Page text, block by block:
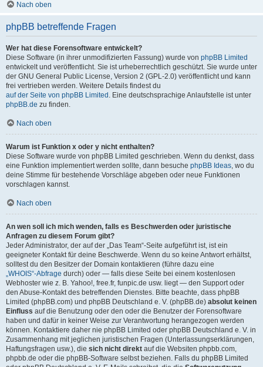
Nach oben
phpBB betreffende Fragen
Wer hat diese Forensoftware entwickelt?
Diese Software (in ihrer unmodifizierten Fassung) wurde von phpBB Limited
entwickelt und veröffentlicht. Sie ist urheberrechtlich geschützt. Sie wurde unter
der GNU General Public License, Version 2 (GPL-2.0) veröffentlicht und kann
frei vertrieben werden. Weitere Details findest du
auf der Seite von phpBB Limited . Eine deutschsprachige Anlaufstelle ist unter
phpBB.de zu finden.
Nach oben
Warum ist Funktion x oder y nicht enthalten?
Diese Software wurde von phpBB Limited geschrieben. Wenn du denkst, dass
eine Funktion implementiert werden sollte, dann besuche phpBB Ideas, wo du
deine Stimme für bestehende Vorschläge abgeben oder neue Funktionen
vorschlagen kannst.
Nach oben
An wen soll ich mich wenden, falls es Beschwerden oder juristische
Anfragen zu diesem Forum gibt?
Jeder Administrator, der auf der „Das Team“-Seite aufgeführt ist, ist ein
geeigneter Kontakt für deine Beschwerde. Wenn du so keine Antwort erhältst,
solltest du den Besitzer der Domain kontaktieren (führe dazu eine
„WHOIS“-Abfrage durch) oder — falls diese Seite bei einem kostenlosen
Webhoster wie z. B. Yahoo!, free.fr, funpic.de usw. liegt — den Support oder
den Abuse-Kontakt des betreffenden Dienstes. Bitte beachte, dass phpBB
Limited (phpBB.com) und phpBB Deutschland e. V. (phpBB.de) absolut keinen
Einfluss auf die Benutzung oder den oder die Benutzer der Forensoftware
haben und dafür in keiner Weise zur Verantwortung herangezogen werden
können. Kontaktiere daher nie phpBB Limited oder phpBB Deutschland e. V. in
Zusammenhang mit jeglichen juristischen Fragen (Unterlassungserklärungen,
Haftungsfragen usw.), die sich nicht direkt auf die Websiten phpbb.com,
phpbb.de oder die phpBB-Software selbst beziehen. Falls du phpBB Limited